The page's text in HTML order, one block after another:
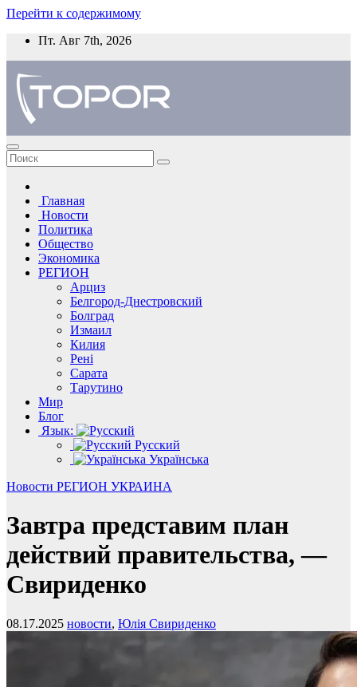
Перейти к содержимому
Пт. Авг 7th, 2026
Главная
Новости
Политика
Общество
Экономика
РЕГИОН
Арциз
Белгород-Днестровский
Болград
Измаил
Килия
Рені
Сарата
Тарутино
Мир
Блог
Язык:
Русский
Українська
Новости РЕГИОН УКРАИНА
Завтра представим план
действий правительства, —
Свириденко
08.17.2025 новости, Юлія Свириденко